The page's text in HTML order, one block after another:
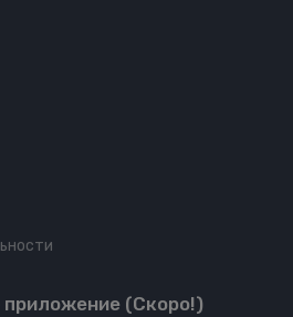
приложение (Скоро!)